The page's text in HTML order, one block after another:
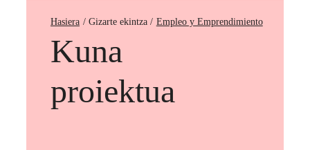
Hasiera Empleo y Emprendimiento
Kuna
proiektua